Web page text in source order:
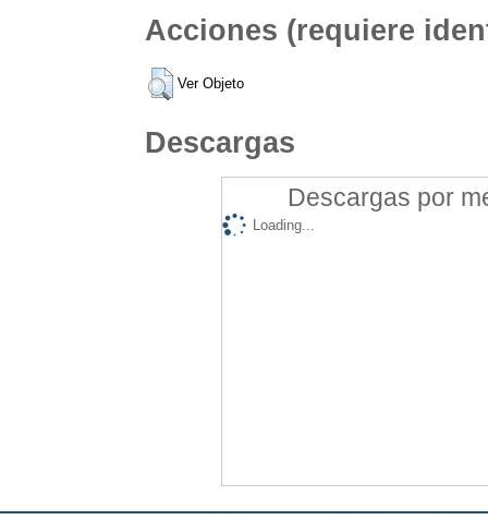
Acciones (requiere
Ver Objeto
Descargas
Descargas por
Loading...